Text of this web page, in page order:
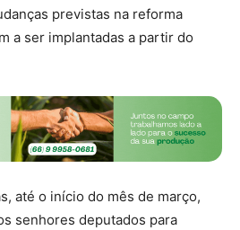
previstas na reforma
a ser implantadas a partir do
até o início do mês de março,
senhores deputados para